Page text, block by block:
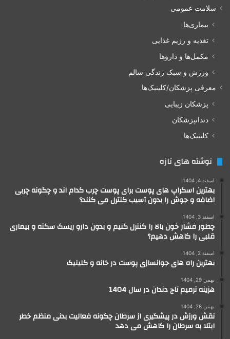
سلامت عمومی
بیماری‌ها
تغذیه و رژیم غذایی
مکمل‌ها و داروها
ورزش و سبک زندگی سالم
معرفی پزشکان/کلینیک‌ها
پزشکان زیبایی
دندانپزشکان
کلینیک‌ها
نوشته های تازه
اسفند 4, 1404
بهترین اسکراپ های پوست برای پوست چرب کدام اند و چگونه چربی
اضافه و جوش را بدون آسیب کنترل می کنند؟
اسفند 3, 1404
چطور فشار خون بالا را کنترل کنیم و بدون دارو ریسک سکته و بیماری
قلبی را کاهش دهیم؟
اسفند 2, 1404
بهترین راه های جوانسازی پوست در خانه و کلینیک
بهمن 29, 1404
هزینه ترمیم تاج دندان در سال 1404
بهمن 28, 1404
نقش ورزش در پیشگیری از سرطان چگونه فعالیت بدنی منظم خطر
ابتلا به سرطان را کاهش می دهد